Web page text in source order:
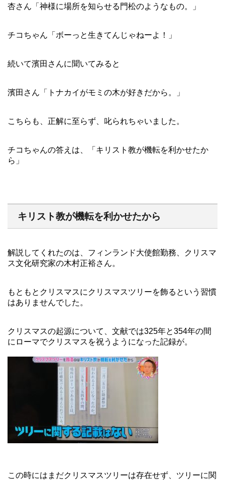
杏さん「神様に場所を知らせる門松のようなもの。」
チコちゃん「ボーっと生きてんじゃねーよ！」
続いて濱田さんに聞いてみると
濱田さん「トナカイがモミの木が好きだから。」
こちらも、正解に至らず、叱られちゃいました。
チコちゃんの答えは、「キリスト教が機転を利かせたか
ら」
キリスト教が機転を利かせたから
解説してくれたのは、フィンランド大使館勤務、クリスマ
ス文化研究家の木村正裕さん。
もともとクリスマスにクリスマスツリーを飾るという習慣
はありませんでした。
クリスマスの起源について、文献では325年と354年の間
にローマでクリスマスを祝うようになった記録が。
この時にはまだクリスマスツリーは存在せず、ツリーに関